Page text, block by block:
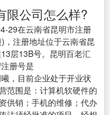
限公司怎么样?
29在云南省昆明市注册
，注册地址位于云南省昆
层13B号。昆明百老汇
册号是
，目前企业处于开业状
范围是：计算机软硬件的
供销；手机的维修；代办